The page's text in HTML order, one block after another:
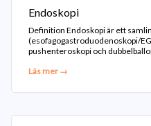
Endoskopi
Definition Endoskopi är ett
(esofagogastroduodenoskopi/
pushenteroskopi och
Läs mer →